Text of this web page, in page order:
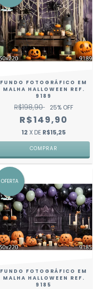
FUNDO FOTOGRÁFICO EM
MALHA HALLOWEEN REF.
9189
R$198,90 25% OFF
R$149,90
12 X DE R$15,25
COMPRAR
OFERTA
FUNDO FOTOGRÁFICO EM
MALHA HALLOWEEN REF.
9185